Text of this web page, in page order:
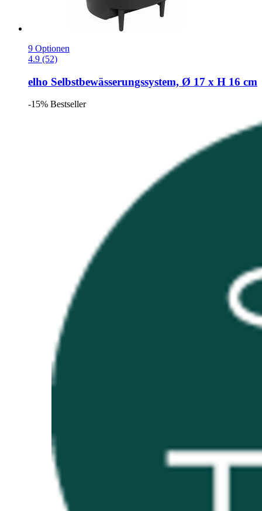
9 Optionen
4.9 (52)
elho Selbstbewässerungssystem, Ø 17 x H 16 cm
-15% Bestseller